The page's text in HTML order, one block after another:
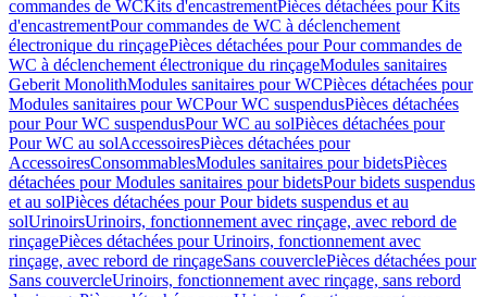
commandes de WCKits d'encastrementPièces détachées pour Kits
d'encastrementPour commandes de WC à déclenchement
électronique du rinçagePièces détachées pour Pour commandes de
WC à déclenchement électronique du rinçageModules sanitaires
Geberit MonolithModules sanitaires pour WCPièces détachées pour
Modules sanitaires pour WCPour WC suspendusPièces détachées
pour Pour WC suspendusPour WC au solPièces détachées pour
Pour WC au solAccessoiresPièces détachées pour
AccessoiresConsommablesModules sanitaires pour bidetsPièces
détachées pour Modules sanitaires pour bidetsPour bidets suspendus
et au solPièces détachées pour Pour bidets suspendus et au
solUrinoirsUrinoirs, fonctionnement avec rinçage, avec rebord de
rinçagePièces détachées pour Urinoirs, fonctionnement avec
rinçage, avec rebord de rinçageSans couverclePièces détachées pour
Sans couvercleUrinoirs, fonctionnement avec rinçage, sans rebord